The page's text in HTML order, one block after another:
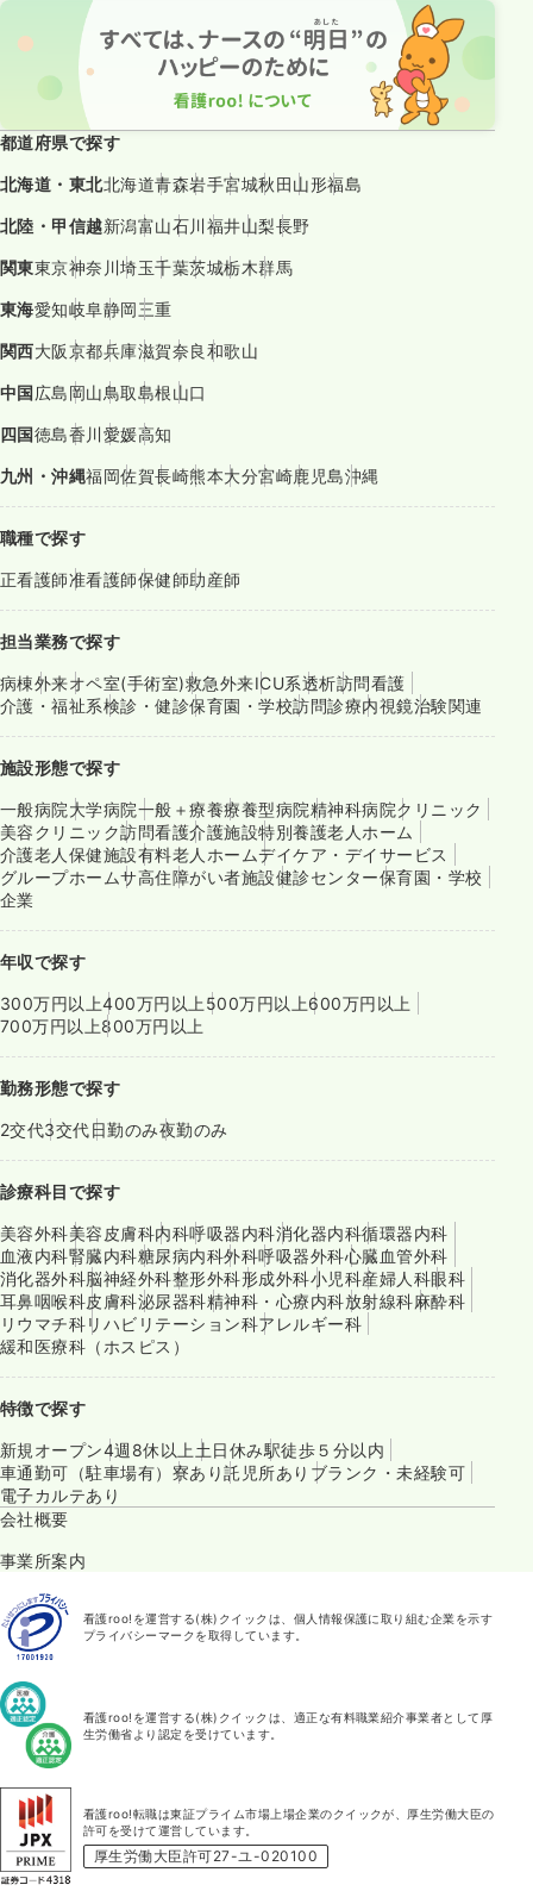
都道府県で探す
北海道・東北北海道青森岩手宮城秋田山形福島
北陸・甲信越新潟富山石川福井山梨長野
関東東京神奈川埼玉千葉茨城栃木群馬
東海愛知岐阜静岡三重
関西大阪京都兵庫滋賀奈良和歌山
中国広島岡山鳥取島根山口
四国徳島香川愛媛高知
九州・沖縄福岡佐賀長崎熊本大分宮崎鹿児島沖縄
職種で探す
正看護師准看護師保健師助産師
担当業務で探す
病棟外来オペ室(手術室)救急外来ICU系透析訪問看護
介護・福祉系検診・健診保育園・学校訪問診療内視鏡治験関連
施設形態で探す
一般病院大学病院一般＋療養療養型病院精神科病院クリニック
美容クリニック訪問看護介護施設特別養護老人ホーム
介護老人保健施設有料老人ホームデイケア・デイサービス
グループホームサ高住障がい者施設健診センター保育園・学校
企業
年収で探す
300万円以上400万円以上 500万円以上600万円以上
700万円以上800万円以上
勤務形態で探す
2交代3交代日勤のみ夜勤のみ
診療科目で探す
美容外科美容皮膚科内科呼吸器内科消化器内科循環器内科
血液内科腎臓内科糖尿病内科外科呼吸器外科心臓血管外科
消化器外科脳神経外科整形外科形成外科小児科産婦人科眼科
耳鼻咽喉科皮膚科泌尿器科精神科・心療内科放射線科麻酔科
リウマチ科リハビリテーション科アレルギー科
緩和医療科（ホスピス）
特徴で探す
新規オープン4週8休以上 土日休み駅徒歩５分以内
車通勤可（駐車場有） 寮あり託児所あり ブランク・未経験可
電子カルテあり
会社概要
事業所案内
看護roo!を運営する(株)クイックは、個人情報保護に取り組む企業を示す
プライバシーマークを取得しています。
看護roo!を運営する(株)クイックは、適正な有料職業紹介事業者として厚
生労働省より認定を受けています。
看護roo!転職は東証プライム市場上場企業のクイックが、厚生労働大臣の
許可を受けて運営しています。
厚生労働大臣許可27-ユ-020100